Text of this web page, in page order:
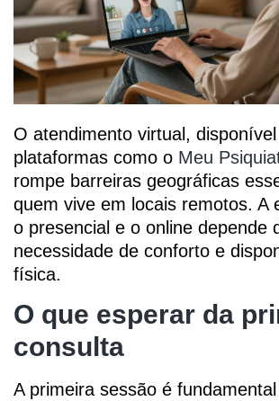
O atendimento virtual,
plataformas como o Meu
rompe barreiras geográficas
quem vive em locais remotos. A
o presencial e o online depende
necessidade de conforto e
física.
O que esperar da
consulta
A primeira sessão é